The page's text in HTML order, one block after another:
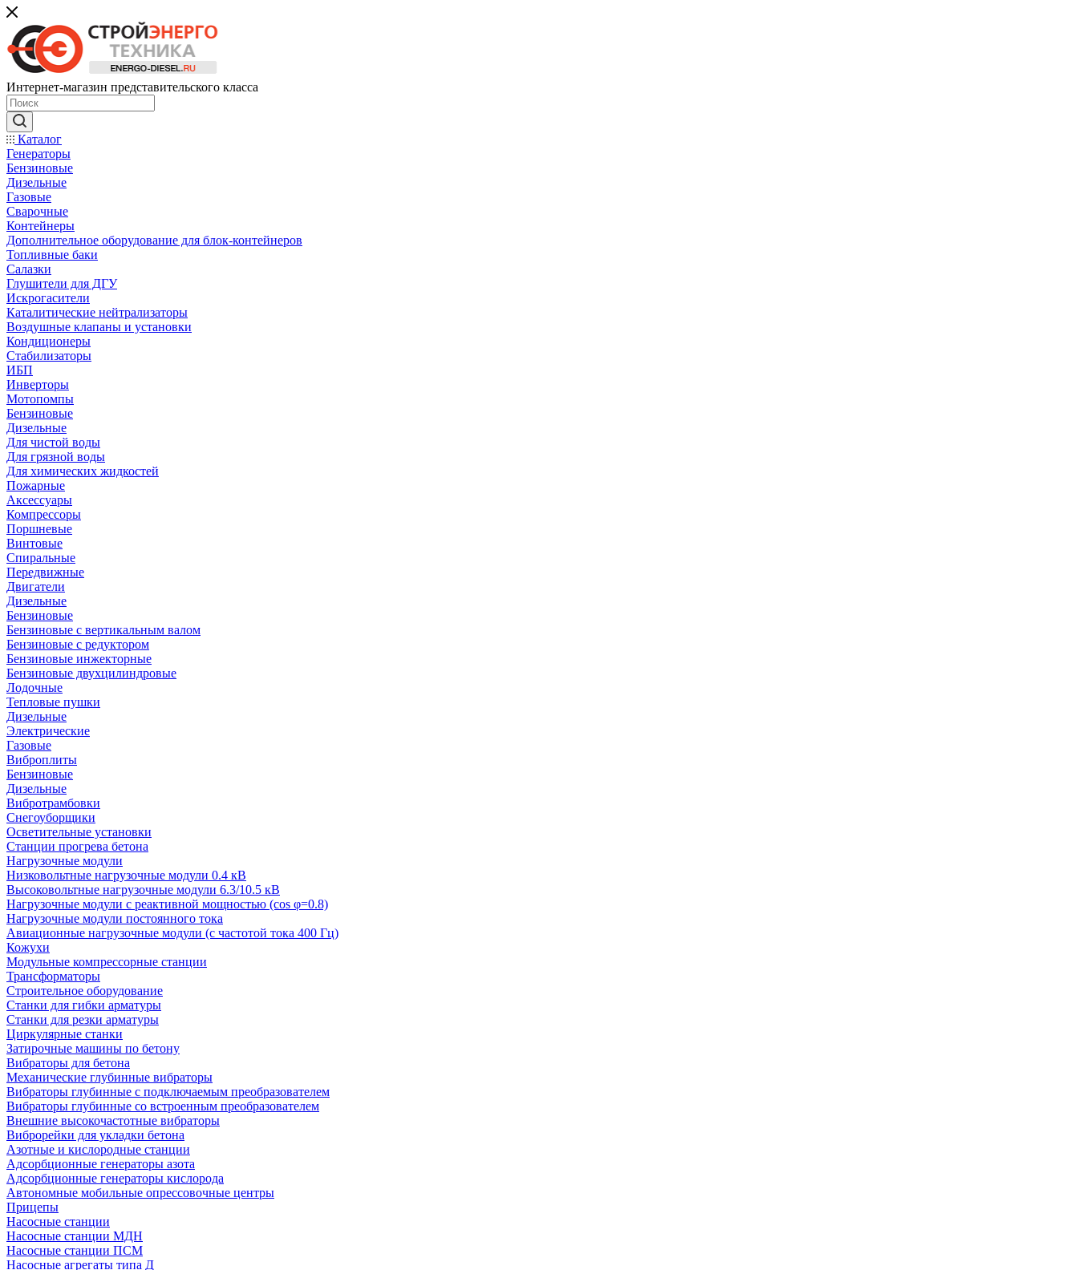
Интернет-магазин представительского класса
Каталог
Генераторы
Бензиновые
Дизельные
Газовые
Сварочные
Контейнеры
Дополнительное оборудование для блок-контейнеров
Топливные баки
Салазки
Глушители для ДГУ
Искрогасители
Каталитические нейтрализаторы
Воздушные клапаны и установки
Кондиционеры
Стабилизаторы
ИБП
Инверторы
Мотопомпы
Бензиновые
Дизельные
Для чистой воды
Для грязной воды
Для химических жидкостей
Пожарные
Аксессуары
Компрессоры
Поршневые
Винтовые
Спиральные
Передвижные
Двигатели
Дизельные
Бензиновые
Бензиновые с вертикальным валом
Бензиновые с редуктором
Бензиновые инжекторные
Бензиновые двухцилиндровые
Лодочные
Тепловые пушки
Дизельные
Электрические
Газовые
Виброплиты
Бензиновые
Дизельные
Вибротрамбовки
Снегоуборщики
Осветительные установки
Станции прогрева бетона
Нагрузочные модули
Низковольтные нагрузочные модули 0.4 кВ
Высоковольтные нагрузочные модули 6.3/10.5 кВ
Нагрузочные модули с реактивной мощностью (cos φ=0.8)
Нагрузочные модули постоянного тока
Авиационные нагрузочные модули (с частотой тока 400 Гц)
Кожухи
Модульные компрессорные станции
Трансформаторы
Строительное оборудование
Станки для гибки арматуры
Станки для резки арматуры
Циркулярные станки
Затирочные машины по бетону
Вибраторы для бетона
Механические глубинные вибраторы
Вибраторы глубинные с подключаемым преобразователем
Вибраторы глубинные со встроенным преобразователем
Внешние высокочастотные вибраторы
Виброрейки для укладки бетона
Азотные и кислородные станции
Адсорбционные генераторы азота
Адсорбционные генераторы кислорода
Автономные мобильные опрессовочные центры
Прицепы
Насосные станции
Насосные станции МДН
Насосные станции ПСМ
Насосные агрегаты типа Д